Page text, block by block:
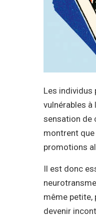
Les individus
vulnérables
sensation de
montrent
promotions
Il est donc
même petite,
devenir